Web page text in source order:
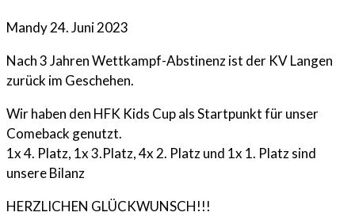
Mandy24. Juni 2023
Nach 3 Jahren Wettkampf-Abstinenz ist der KV Langen
zurück im Geschehen.
Wir haben den HFK Kids Cup als Startpunkt für unser
Comeback genutzt.
1x 4. Platz, 1x 3.Platz, 4x 2. Platz und 1x 1. Platz sind
unsere Bilanz
HERZLICHEN GLÜCKWUNSCH!!!